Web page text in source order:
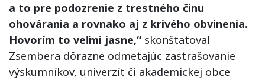
a to pre podozrenie z trestného činu
ohovárania a rovnako aj z krivého obvinenia.
Hovorím to veľmi jasne,“ skonštatoval
Zsembera dôrazne odmetajúc zastrašovanie
výskumníkov, univerzít či akademickej obce